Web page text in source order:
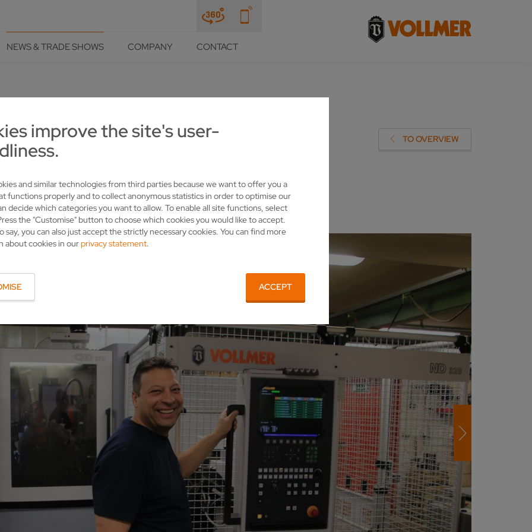
improve the site's user-
and similar technologies from third parties because we want to offer you a
functions properly and to collect anonymous statistics in order to optimise our
decide which categories you want to allow. To enable all site functions, select
the "Customise" button to choose which cookies you would like to accept.
say, you can also just accept the strictly necessary cookies. You can find more
about cookies in ourprivacy statement.
ACCEPT
NEWS & TRADE SHOWS COMPANY CONTACT
POWER FÜR DIE TO OVERVIEW